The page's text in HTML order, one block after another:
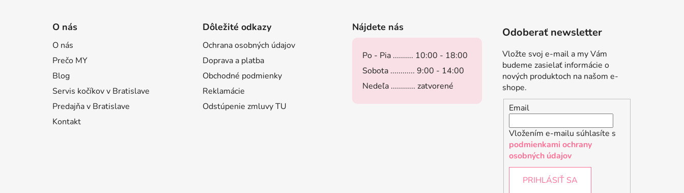
O nás
O nás
Prečo MY
Blog
Servis kočíkov v Bratislave
Predajňa v Bratislave
Kontakt
Dôležité odkazy
Ochrana osobných údajov
Doprava a platba
Obchodné podmienky
Reklamácie
Odstúpenie zmluvy TU
Nájdete nás
Po - Pia .......... 10:00 - 18:00
Sobota ............ 9:00 - 14:00
Nedeľa ............ zatvorené
Odoberať newsletter
Vložte svoj e-mail a my Vám
budeme zasielať informácie o
nových produktoch na našom e-
shope.
Email
Vložením e-mailu súhlasíte s
podmienkami ochrany
osobných údajov
PRIHLÁSIŤ SA